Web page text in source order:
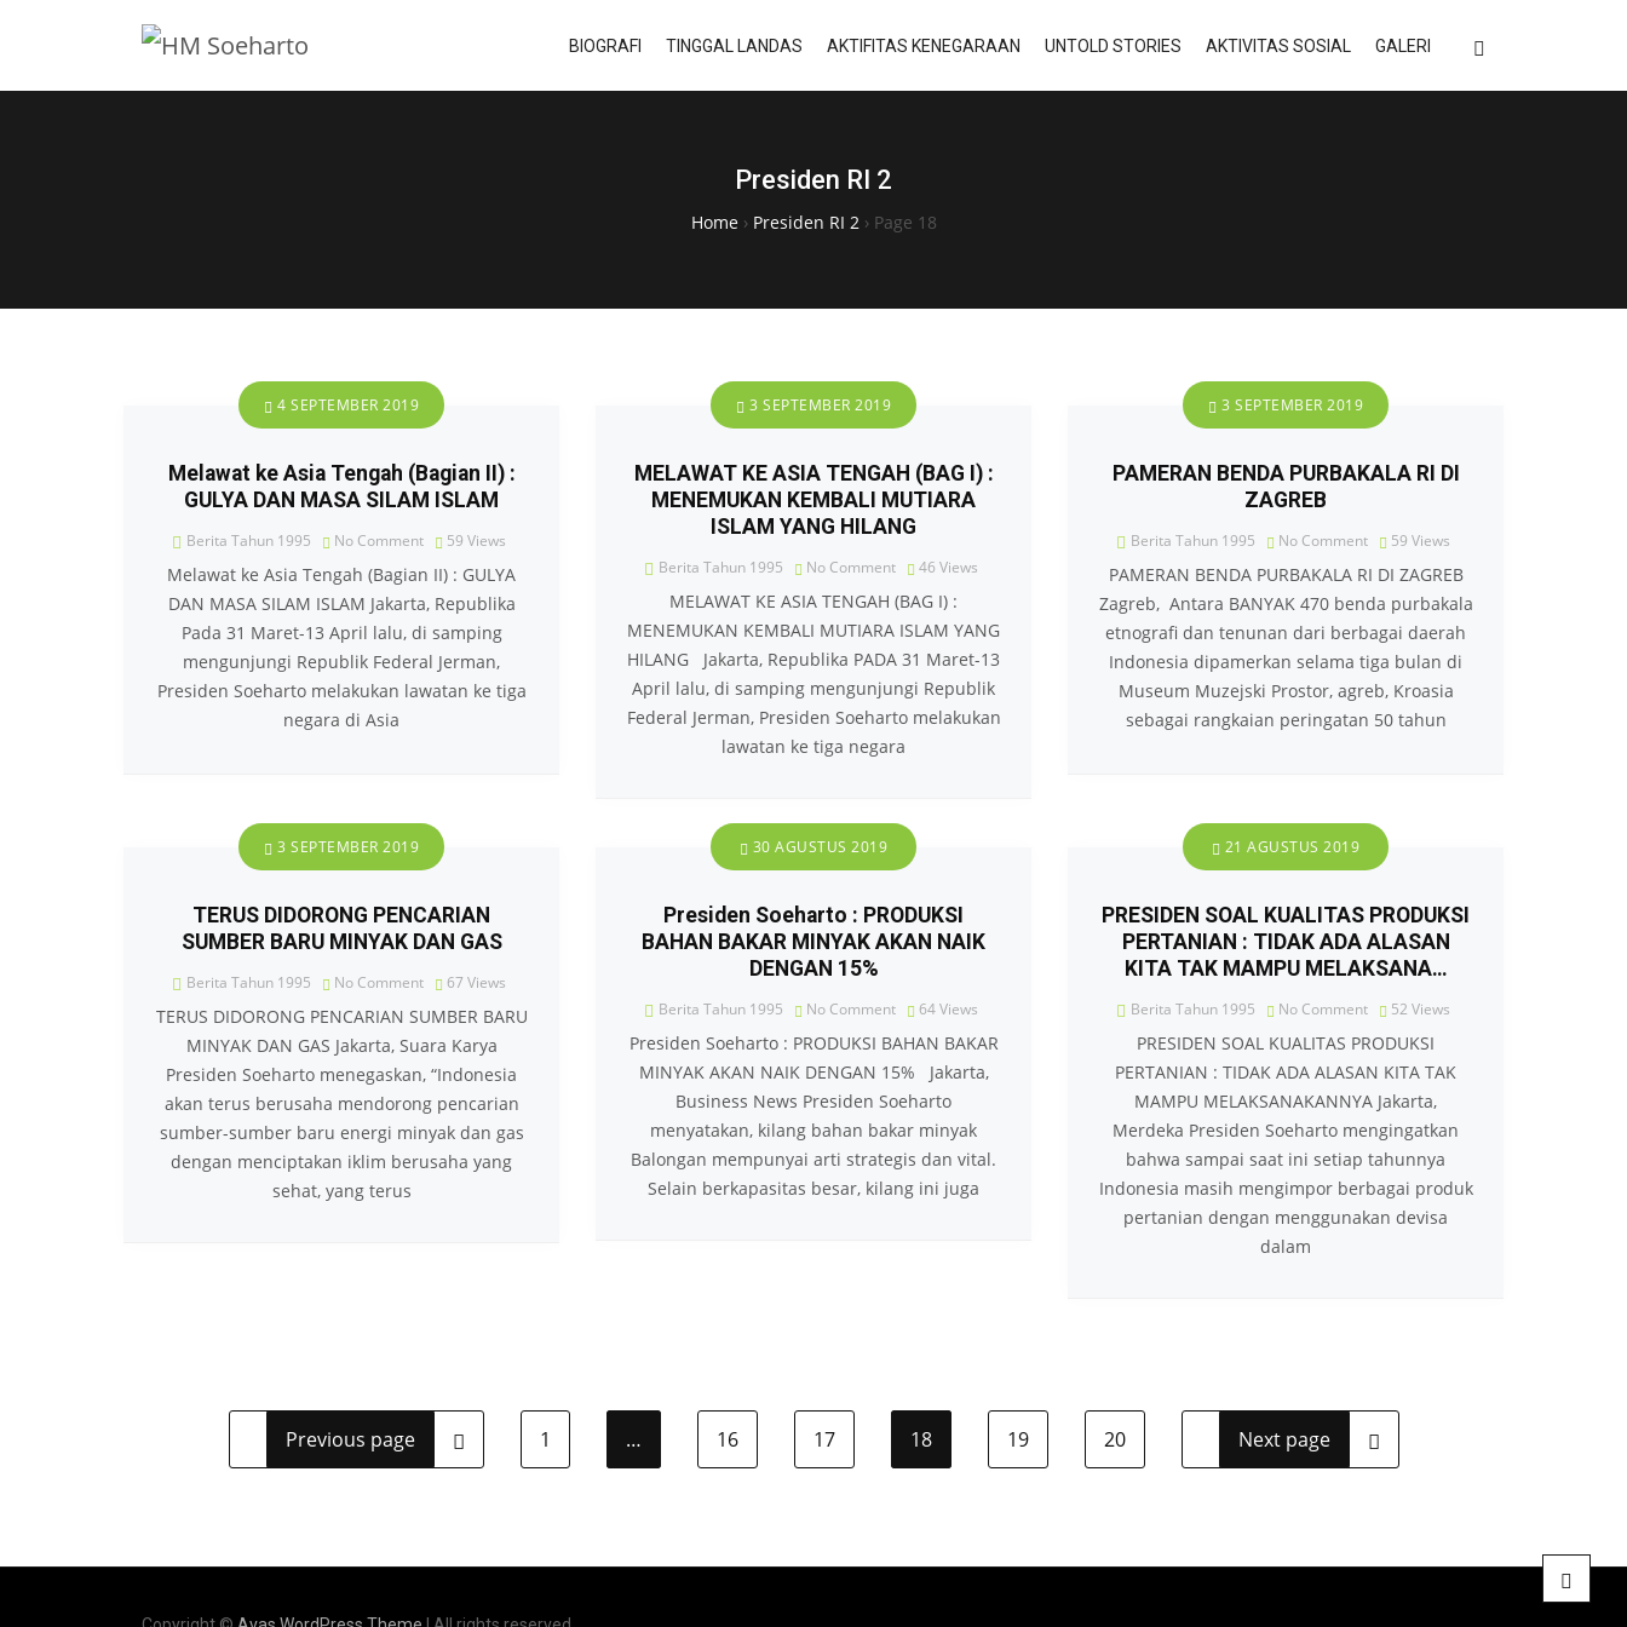
BIOGRAFI TINGGAL LANDAS AKTIFITAS KENEGARAAN UNTOLD STORIES AKTIVITAS SOSIAL GALERI
Presiden RI 2
Home› Presiden RI 2› Page 18
4 SEPTEMBER 2019
Melawat ke Asia Tengah (Bagian II) :
GULYA DAN MASA SILAM ISLAM
Berita Tahun 1995 No Comment 59 Views
Melawat ke Asia Tengah (Bagian II) : GULYA
DAN MASA SILAM ISLAM Jakarta, Republika
Pada 31 Maret-13 April lalu, di samping
mengunjungi Republik Federal Jerman,
Presiden Soeharto melakukan lawatan ke tiga
negara di Asia
3 SEPTEMBER 2019
MELAWAT KE ASIA TENGAH (BAG I) :
MENEMUKAN KEMBALI MUTIARA
ISLAM YANG HILANG
Berita Tahun 1995 No Comment 46 Views
MELAWAT KE ASIA TENGAH (BAG I) :
MENEMUKAN KEMBALI MUTIARA ISLAM YANG
HILANG Jakarta, Republika PADA 31 Maret-13
April lalu, di samping mengunjungi Republik
Federal Jerman, Presiden Soeharto melakukan
lawatan ke tiga negara
3 SEPTEMBER 2019
PAMERAN BENDA PURBAKALA RI DI
ZAGREB
Berita Tahun 1995 No Comment 59 Views
PAMERAN BENDA PURBAKALA RI DI ZAGREB
Zagreb, Antara BANYAK 470 benda purbakala
etnografi dan tenunan dari berbagai daerah
Indonesia dipamerkan selama tiga bulan di
Museum Muzejski Prostor, agreb, Kroasia
sebagai rangkaian peringatan 50 tahun
3 SEPTEMBER 2019
TERUS DIDORONG PENCARIAN
SUMBER BARU MINYAK DAN GAS
Berita Tahun 1995 No Comment 67 Views
TERUS DIDORONG PENCARIAN SUMBER BARU
MINYAK DAN GAS Jakarta, Suara Karya
Presiden Soeharto menegaskan, “Indonesia
akan terus berusaha mendorong pencarian
sumber-sumber baru energi minyak dan gas
dengan menciptakan iklim berusaha yang
sehat, yang terus
30 AGUSTUS 2019
Presiden Soeharto : PRODUKSI
BAHAN BAKAR MINYAK AKAN NAIK
DENGAN 15%
Berita Tahun 1995 No Comment 64Views
Presiden Soeharto : PRODUKSI BAHAN BAKAR
MINYAK AKAN NAIK DENGAN 15% Jakarta,
Business News Presiden Soeharto
menyatakan, kilang bahan bakar minyak
Balongan mempunyai arti strategis dan vital.
Selain berkapasitas besar, kilang ini juga
21 AGUSTUS 2019
PRESIDEN SOAL KUALITAS PRODUKSI
PERTANIAN : TIDAK ADA ALASAN
KITA TAK MAMPU MELAKSANA…
Berita Tahun 1995 No Comment 52 Views
PRESIDEN SOAL KUALITAS PRODUKSI
PERTANIAN : TIDAK ADA ALASAN KITA TAK
MAMPU MELAKSANAKANNYA Jakarta,
Merdeka Presiden Soeharto mengingatkan
bahwa sampai saat ini setiap tahunnya
Indonesia masih mengimpor berbagai produk
pertanian dengan menggunakan devisa
dalam
Previous page 1 … 16 17 18 19 20 Next page